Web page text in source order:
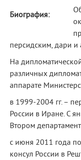
Биография:
персидским, дари
На
различных
аппарате
в 1999-2004 гг. –
России в Иране. С
Втором
с июня 2011 года
консул России в